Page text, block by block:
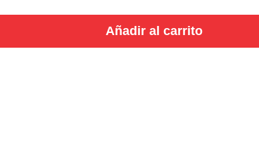
Añadir al carrito